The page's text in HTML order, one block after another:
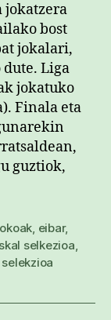
jokatzera
bost
jokalari,
dute. Liga
jokatuko
Finala eta
guztiok,
, eibar,
selkezioa,
selekzioa